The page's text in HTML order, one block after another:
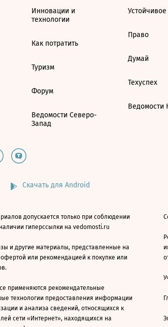
Инновации и
технологии
Как потратить
Туризм
Форум
Ведомости Северо-
Запад
Право
Думай
Техуспех
Ведомости
Скачать для Android
допускается только при соблюдении
гиперссылки на vedomosti.ru
и другие материалы, представленные на
или рекомендацией к покупке или
применяются рекомендательные
технологии предоставления информации
и анализа сведений, относящихся к
сети «Интернет», находящихся на